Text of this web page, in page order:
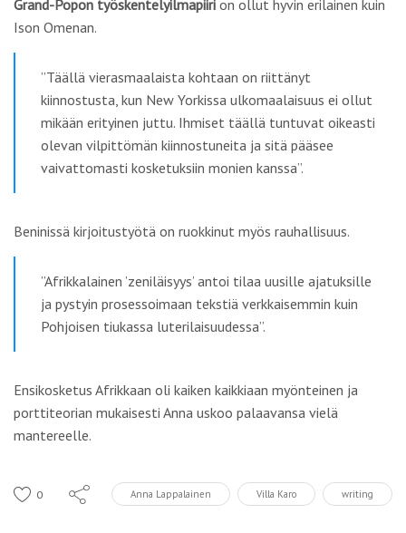
Grand-Popon työskentelyilmapiiri on ollut hyvin erilainen kuin
Ison Omenan.
”Täällä vierasmaalaista kohtaan on riittänyt
kiinnostusta, kun New Yorkissa ulkomaalaisuus ei ollut
mikään erityinen juttu. Ihmiset täällä tuntuvat oikeasti
olevan vilpittömän kiinnostuneita ja sitä pääsee
vaivattomasti kosketuksiin monien kanssa”.
Beninissä kirjoitustyötä on ruokkinut myös rauhallisuus.
”Afrikkalainen ’zeniläisyys’ antoi tilaa uusille ajatuksille
ja pystyin prosessoimaan tekstiä verkkaisemmin kuin
Pohjoisen tiukassa luterilaisuudessa”.
Ensikosketus Afrikkaan oli kaiken kaikkiaan myönteinen ja
porttiteorian mukaisesti Anna uskoo palaavansa vielä
mantereelle.
0 Anna Lappalainen Villa Karo writing